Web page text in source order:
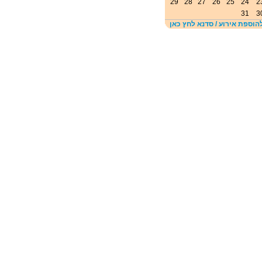
24
25
26
27
28
29
31
אירוע / סדנא לחץ כאן